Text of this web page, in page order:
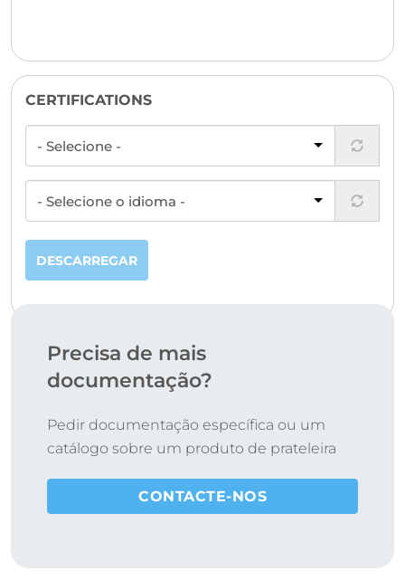
CERTIFICATIONS
DESCARREGAR
Precisa de mais
documentação?
Pedir documentação específica ou um
catálogo sobre um produto de prateleira
CONTACTE-NOS